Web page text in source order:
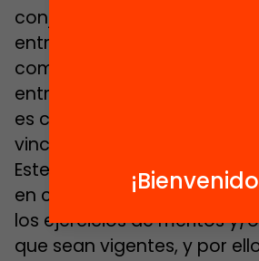
conjunto con las
entre las distintas fases. La
compromiso y el trabajo
entre todos los
es clave en la consecución
vinculación.
Este
periodo de inducción
en cuenta en la selección
los ejercicios de méritos y/
que sean vigentes, y por